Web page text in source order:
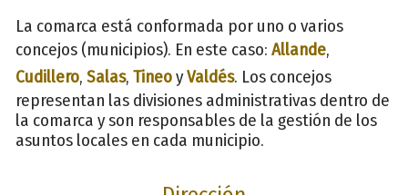
La comarca está conformada por uno o varios
concejos (municipios). En este caso: Allande,
Cudillero, Salas, TineoyValdés. Los concejos
representan las divisiones administrativas dentro de
la comarca y son responsables de la gestión de los
asuntos locales en cada municipio.